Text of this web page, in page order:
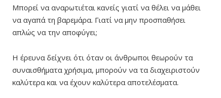
Μπορεί να αναρωτιέται κανείς γιατί να θέλει να μάθει
να αγαπά τη βαρεμάρα. Γιατί να μην προσπαθήσει
απλώς να την αποφύγει;
Η έρευνα δείχνει ότι όταν οι άνθρωποι θεωρούν τα
συναισθήματα χρήσιμα, μπορούν να τα διαχειριστούν
καλύτερα και να έχουν καλύτερα αποτελέσματα.